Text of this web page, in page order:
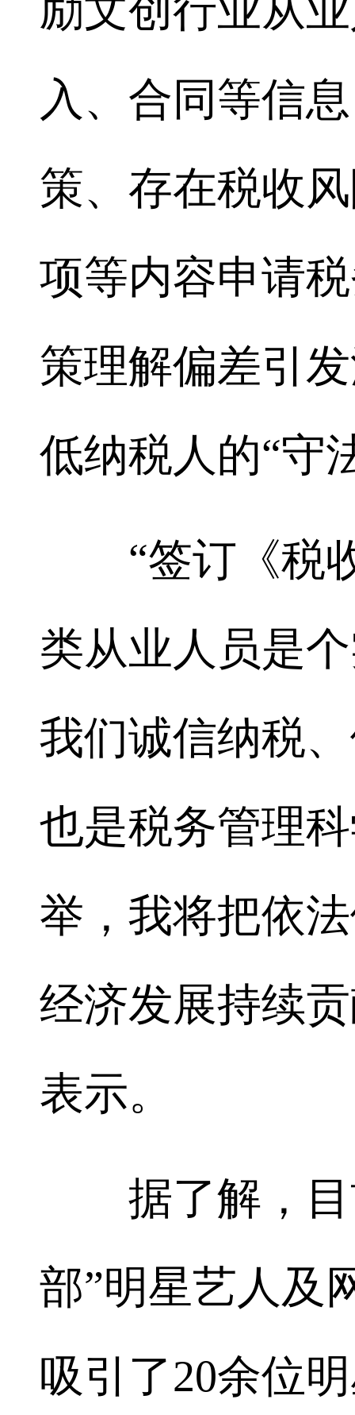
励文创行业从
入、合同等信
策、存在税收
项等内容申请
策理解偏差引
低纳税人的“守
“签订《税收
类从业人员是
我们诚信纳税
也是税务管理
举，我将把依
经济发展持续
表示。
据了解，目
部”明星艺人及
吸引了20余位